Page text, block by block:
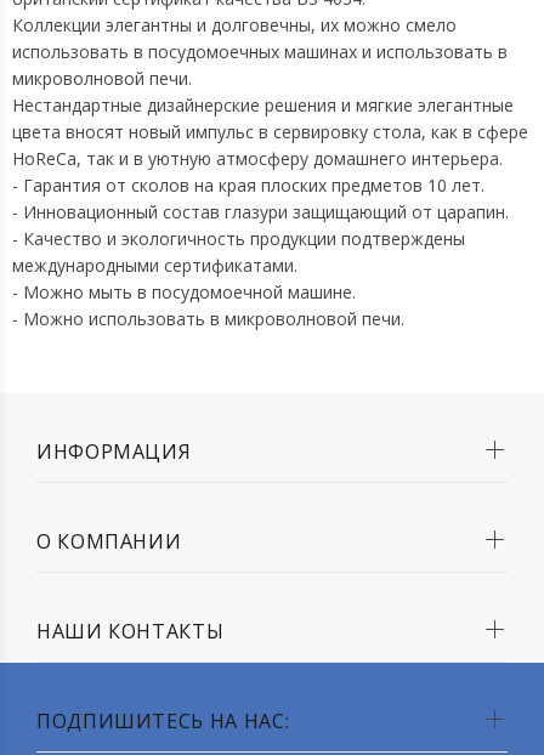
Коллекции элегантны и долговечны, их можно смело
использовать в посудомоечных машинах и использовать в
микроволновой печи.
Нестандартные дизайнерские решения и мягкие элегантные
цвета вносят новый импульс в сервировку стола, как в сфере
HoReCa, так и в уютную атмосферу домашнего интерьера.
- Гарантия от сколов на края плоских предметов 10 лет.
- Инновационный состав глазури защищающий от царапин.
- Качество и экологичность продукции подтверждены
международными сертификатами.
- Можно мыть в посудомоечной машине.
- Можно использовать в микроволновой печи.
ПОДПИШИТЕСЬ НА НАС:
ИНФОРМАЦИЯ
О КОМПАНИИ
НАШИ КОНТАКТЫ